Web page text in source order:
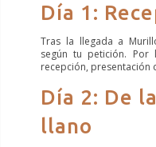
Día 1:
Tras la llegada a
según tu petición.
recepción, presentación
Día 2: De
llano